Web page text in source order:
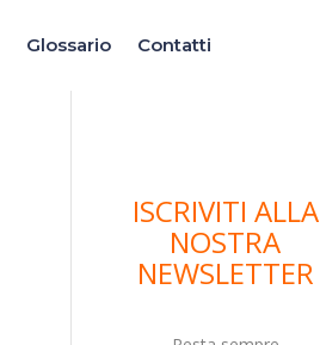
Glossario Contatti
ISCRIVITI ALLA
NOSTRA
NEWSLETTER